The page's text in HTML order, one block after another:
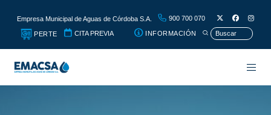
Empresa Municipal de Aguas de Córdoba S.A. 900 700 070
PERTE CITA PREVIA INFORMACIÓN